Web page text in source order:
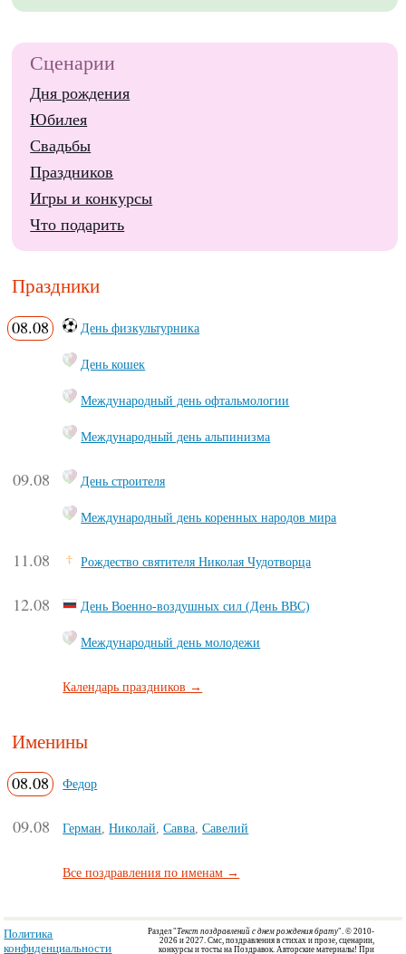
Сценарии
Дня рождения
Юбилея
Свадьбы
Праздников
Игры и конкурсы
Что подарить
Праздники
08.08 День физкультурника
День кошек
Международный день офтальмологии
Международный день альпинизма
09.08 День строителя
Международный день коренных народов мира
11.08 Рождество святителя Николая Чудотворца
12.08 День Военно-воздушных сил (День ВВС)
Международный день молодежи
Календарь праздников →
Именины
08.08 Федор
09.08 Герман ,Николай ,Савва ,Савелий
Все поздравления по именам →
Политика
конфиденциальности
Раздел "Текст поздравлений с днем рождения брату". © 2010-
2026 и 2027. Смс, поздравления в стихах и прозе, сценарии,
конкурсы и тосты на Поздравок.Авторские материалы! При